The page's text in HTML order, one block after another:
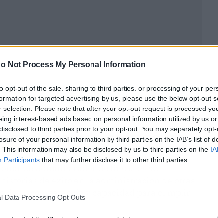
Not Process My Personal Information
opt-out of the sale, sharing to third parties, or processing of your
for targeted advertising by us, please use the below opt-out
selection. Please note that after your opt-out request is processed
interest-based ads based on personal information utilized by us
to third parties prior to your opt-out. You may separately
of your personal information by third parties on the IAB’s list of
This information may also be disclosed by us to third parties on the
Participants that may further disclose it to other third parties.
Data Processing Opt Outs
sólida en administración de
un administrador de fincas es su
de éxito en la administración de otras
su competencia y capacidad para cumplir